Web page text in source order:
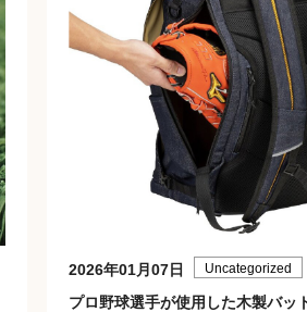
2026年01月07日 Uncategorized
プロ野球選手が使用した木製バッ